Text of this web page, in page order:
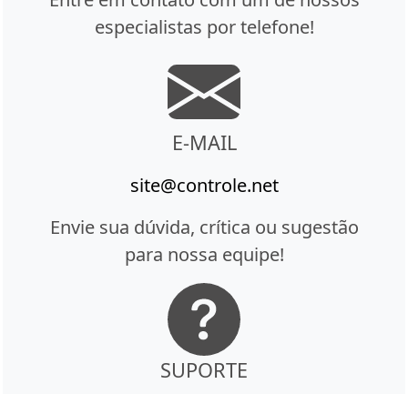
especialistas por telefone!
E-MAIL
site@controle.net
Envie sua dúvida, crítica ou sugestão
para nossa equipe!
SUPORTE